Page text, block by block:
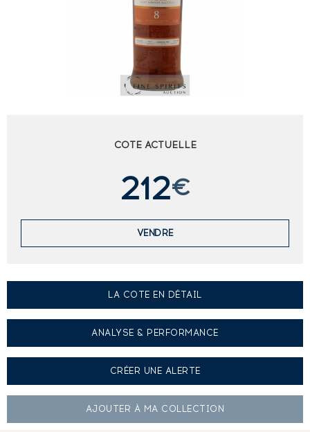
COTE ACTUELLE
212€
VENDRE
LA COTE EN DÉTAIL
ANALYSE & PERFORMANCE
CRÉER UNE ALERTE
AJOUTER À MA COLLECTION